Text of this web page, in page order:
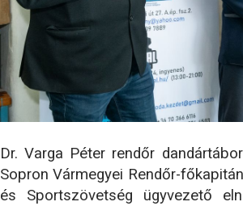
Dr. Varga Péter rendőr
Sopron Vármegyei Rendőr-
és Sportszövetség ügyvezető